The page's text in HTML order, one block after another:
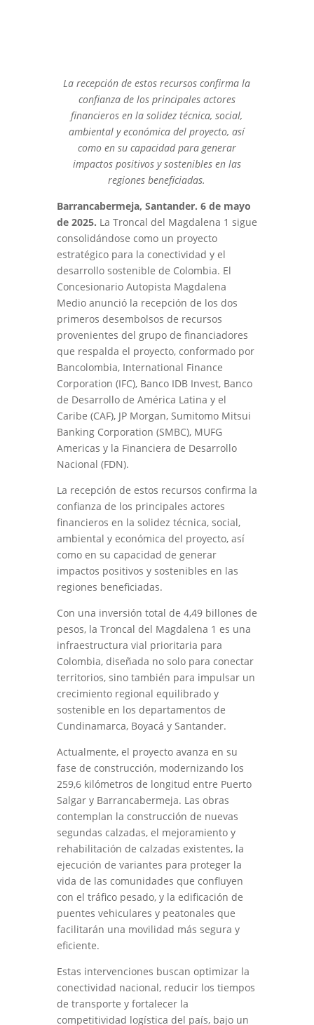
La recepción de estos recursos confirma la
confianza de los principales actores
financieros en la solidez técnica, social,
ambiental y económica del proyecto, así
como en su capacidad para generar
impactos positivos y sostenibles en las
regiones beneficiadas.
Barrancabermeja, Santander. 6 de mayo
de 2025. La Troncal del Magdalena 1 sigue
consolidándose como un proyecto
estratégico para la conectividad y el
desarrollo sostenible de Colombia. El
Concesionario Autopista Magdalena
Medio anunció la recepción de los dos
primeros desembolsos de recursos
provenientes del grupo de financiadores
que respalda el proyecto, conformado por
Bancolombia, International Finance
Corporation (IFC), Banco IDB Invest, Banco
de Desarrollo de América Latina y el
Caribe (CAF), JP Morgan, Sumitomo Mitsui
Banking Corporation (SMBC), MUFG
Americas y la Financiera de Desarrollo
Nacional (FDN).
La recepción de estos recursos confirma la
confianza de los principales actores
financieros en la solidez técnica, social,
ambiental y económica del proyecto, así
como en su capacidad de generar
impactos positivos y sostenibles en las
regiones beneficiadas.
Con una inversión total de 4,49 billones de
pesos, la Troncal del Magdalena 1 es una
infraestructura vial prioritaria para
Colombia, diseñada no solo para conectar
territorios, sino también para impulsar un
crecimiento regional equilibrado y
sostenible en los departamentos de
Cundinamarca, Boyacá y Santander.
Actualmente, el proyecto avanza en su
fase de construcción, modernizando los
259,6 kilómetros de longitud entre Puerto
Salgar y Barrancabermeja. Las obras
contemplan la construcción de nuevas
segundas calzadas, el mejoramiento y
rehabilitación de calzadas existentes, la
ejecución de variantes para proteger la
vida de las comunidades que confluyen
con el tráfico pesado, y la edificación de
puentes vehiculares y peatonales que
facilitarán una movilidad más segura y
eficiente.
Estas intervenciones buscan optimizar la
conectividad nacional, reducir los tiempos
de transporte y fortalecer la
competitividad logística del país, bajo un